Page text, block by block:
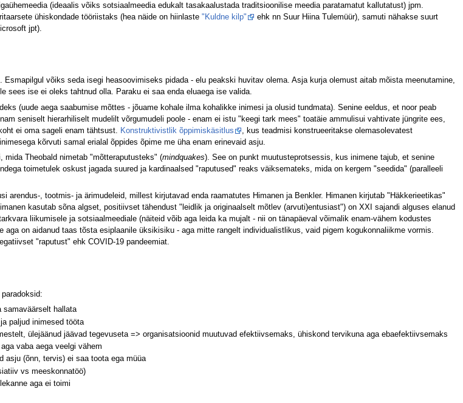
(ideaalis võiks sotsiaalmeedia edukalt tasakaalustada traditsioonilise meedia paratamatut kallutatust) jpm.
ühiskondade tööriistaks (hea näide on hiinlaste "Kuldne kilp"
ehk nn Suur Hiina Tulemüür), samuti nähakse suurt
jpt).
võiks seda isegi heasoovimiseks pidada - elu peakski huvitav olema. Asja kurja olemust aitab mõista meenutamine,
sees ise ei oleks tahtnud olla. Paraku ei saa enda eluaega ise valida.
(uude aega saabumise mõttes - jõuame kohale ilma kohalikke inimesi ja olusid tundmata). Senine eeldus, et noor peab
seniselt hierarhiliselt mudelilt võrgumudeli poole - enam ei istu "keegi tark mees" toatäie ammulisui vahtivate jüngrite ees,
ei oma sageli enam tähtsust.
Konstruktivistlik õppimiskäsitlus
, kus teadmisi konstrueeritakse olemasolevatest
kõrvuti samal erialal õppides õpime me üha enam erinevaid asju.
mida Theobald nimetab "mõtteraputusteks" (mindquakes). See on punkt muutusteprotsessis, kus inimene tajub, et senine
toimetulek oskust jagada suured ja kardinaalsed "raputused" reaks väiksemateks, mida on kergem "seedida" (paralleeli
arendus-, tootmis- ja ärimudeleid, millest kirjutavad enda raamatutes Himanen ja Benkler. Himanen kirjutab "Häkkerieetikas"
kasutab sõna algset, positiivset tähendust "leidlik ja originaalselt mõtlev (arvuti)entusiast") on XXI sajandi alguses elanud
liikumisele ja sotsiaalmeediale (näiteid võib aga leida ka mujalt - nii on tänapäeval võimalik enam-vähem kodustes
on aidanud taas tõsta esiplaanile üksikisiku - aga mitte rangelt individualistlikus, vaid pigem kogukonnaliikme vormis.
"raputust" ehk COVID-19 pandeemiat.
hallata
paljud inimesed tööta
ülejäänud jäävad tegevuseta => organisatsioonid muutuvad efektiivsemaks, ühiskond tervikuna aga ebaefektiivsemaks
vaba aega veelgi vähem
asju (õnn, tervis) ei saa toota ega müüa
vs meeskonnatöö)
aga ei toimi